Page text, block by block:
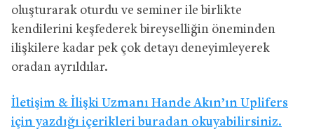
oluşturarak oturdu ve seminer ile birlikte
kendilerini keşfederek bireyselliğin öneminden
ilişkilere kadar pek çok detayı deneyimleyerek
oradan ayrıldılar.
İletişim & İlişki Uzmanı Hande Akın’ın Uplifers
için yazdığı içerikleri buradan okuyabilirsiniz.